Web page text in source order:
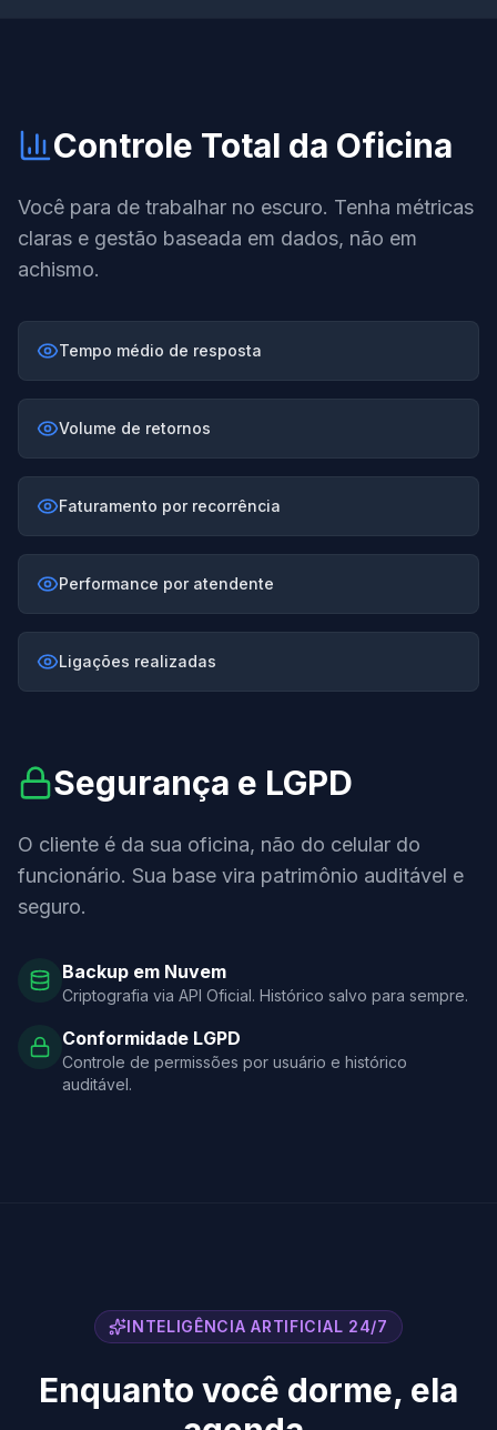
Controle Total da Oficina
Você para de trabalhar no escuro. Tenha métricas
claras e gestão baseada em dados, não em
achismo.
Tempo médio de resposta
Volume de retornos
Faturamento por recorrência
Performance por atendente
Ligações realizadas
Segurança e LGPD
O cliente é da sua oficina, não do celular do
funcionário. Sua base vira patrimônio auditável e
seguro.
Backup em Nuvem
Criptografia via API Oficial. Histórico salvo para sempre.
Conformidade LGPD
Controle de permissões por usuário e histórico
auditável.
INTELIGÊNCIA ARTIFICIAL 24/7
Enquanto você dorme, ela